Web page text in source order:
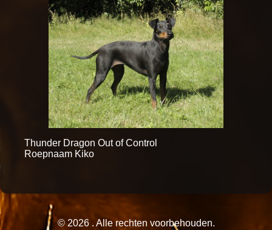
Thunder Dragon Out of Control
Roepnaam Kiko
© 2026 . Alle rechten voorbehouden.